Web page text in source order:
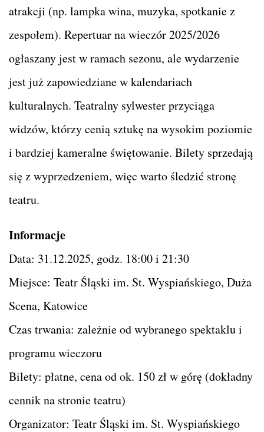
atrakcji (np. lampka wina, muzyka, spotkanie z
zespołem). Repertuar na wieczór 2025/2026
ogłaszany jest w ramach sezonu, ale wydarzenie
jest już zapowiedziane w kalendariach
kulturalnych. Teatralny sylwester przyciąga
widzów, którzy cenią sztukę na wysokim poziomie
i bardziej kameralne świętowanie. Bilety sprzedają
się z wyprzedzeniem, więc warto śledzić stronę
teatru.
Informacje
Data: 31.12.2025, godz. 18:00 i 21:30
Miejsce: Teatr Śląski im. St. Wyspiańskiego, Duża
Scena, Katowice
Czas trwania: zależnie od wybranego spektaklu i
programu wieczoru
Bilety: płatne, cena od ok. 150 zł w górę (dokładny
cennik na stronie teatru)
Organizator: Teatr Śląski im. St. Wyspiańskiego